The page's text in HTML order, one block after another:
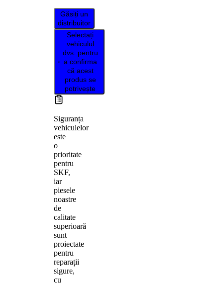
Găsiți un
distribuitor
Selectați
vehiculul
dvs. pentru
a confirma
că acest
produs se
potrivește
Siguranța
vehiculelor
este
o
prioritate
pentru
SKF,
iar
piesele
noastre
de
calitate
superioară
sunt
proiectate
pentru
reparații
sigure,
cu